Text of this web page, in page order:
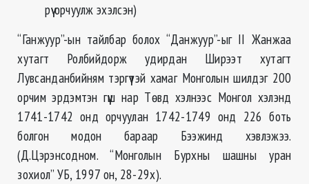
рүү орчуулж эхэлсэн)
“Ганжуур”-ын тайлбар болох “Данжуур”-ыг II Жанжаа
хутагт Ролбийдорж удирдан Ширээт хутагт
Лувсанданбийням тэргүүтэй хамаг Монголын шилдэг 200
орчим эрдэмтэн гүүш нар Төвд хэлнээс Монгол хэлэнд
1741-1742 онд орчуулан 1742-1749 онд 226 боть
болгон модон бараар Бээжинд хэвлэжээ.
(Д.Цэрэнсодном. “Монголын Бурхны шашны уран
зохиол” УБ, 1997 он, 28-29х).